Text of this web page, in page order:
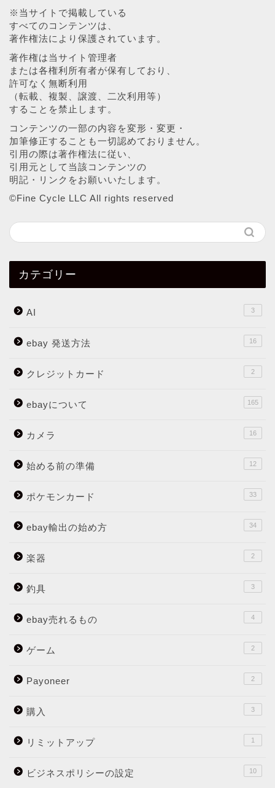
※当サイトで掲載している
すべてのコンテンツは、
著作権法により保護されています。
著作権は当サイト管理者
または各権利所有者が保有しており、
許可なく無断利用
（転載、複製、譲渡、二次利用等）
することを禁止します。
コンテンツの一部の内容を変形・変更・
加筆修正することも一切認めておりません。
引用の際は著作権法に従い、
引用元として当該コンテンツの
明記・リンクをお願いいたします。
©︎Fine Cycle LLC All rights reserved
カテゴリー
AI 3
ebay 発送方法 16
クレジットカード 2
ebayについて 165
カメラ 16
始める前の準備 12
ポケモンカード 33
ebay輸出の始め方 34
楽器 2
釣具 3
ebay売れるもの 4
ゲーム 2
Payoneer 2
購入 3
リミットアップ 1
ビジネスポリシーの設定 10